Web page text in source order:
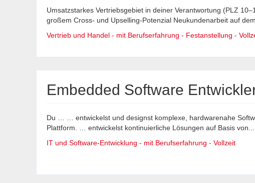
Umsatzstarkes Vertriebsgebiet in deiner Verantwortung (PLZ
großem Cross- und Upselling-Potenzial Neukundenarbeit auf dem
Vertrieb und Handel - mit Berufserfahrung - Festanstellung -
Embedded Software
Du … … entwickelst und designst komplexe, hardwarenahe
Plattform. … entwickelst kontinuierliche Lösungen auf Basis von...
IT und Software-Entwicklung - mit Berufserfahrung - Vollzeit